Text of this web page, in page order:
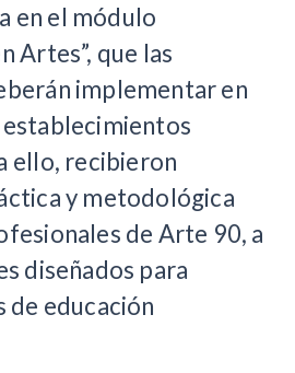
en el módulo
Artes”, que las
implementar en
ello, recibieron
y metodológica
de Arte 90, a
diseñados para
de educación